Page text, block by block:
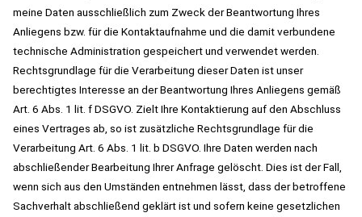
meine Daten ausschließlich zum Zweck der Beantwortung Ihres
Anliegens bzw. für die Kontaktaufnahme und die damit verbundene
technische Administration gespeichert und verwendet werden.
Rechtsgrundlage für die Verarbeitung dieser Daten ist unser
berechtigtes Interesse an der Beantwortung Ihres Anliegens gemäß
Art. 6 Abs. 1 lit. f DSGVO. Zielt Ihre Kontaktierung auf den Abschluss
eines Vertrages ab, so ist zusätzliche Rechtsgrundlage für die
Verarbeitung Art. 6 Abs. 1 lit. b DSGVO. Ihre Daten werden nach
abschließender Bearbeitung Ihrer Anfrage gelöscht. Dies ist der Fall,
wenn sich aus den Umständen entnehmen lässt, dass der betroffene
Sachverhalt abschließend geklärt ist und sofern keine gesetzlichen